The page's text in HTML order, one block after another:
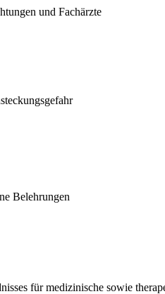
und Fachärzte
Belehrungen
für medizinische sowie